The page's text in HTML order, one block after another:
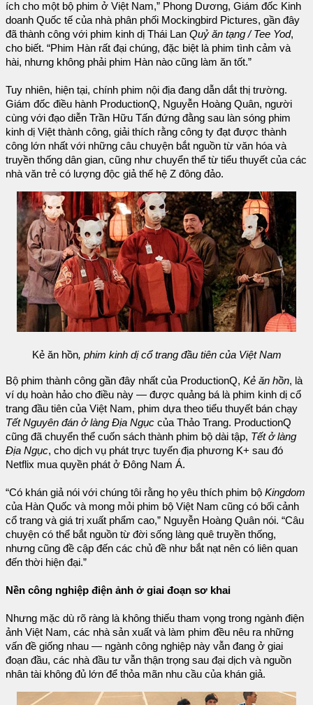
ích cho một bộ phim ở Việt Nam,” Phong Dương, Giám đốc Kinh
doanh Quốc tế của nhà phân phối Mockingbird Pictures, gần đây
đã thành công với phim kinh dị Thái Lan Quỷ ăn tạng / Tee Yod,
cho biết. “Phim Hàn rất đại chúng, đặc biệt là phim tình cảm và
hài, nhưng không phải phim Hàn nào cũng làm ăn tốt.”
Tuy nhiên, hiện tại, chính phim nội địa đang dẫn dắt thị trường.
Giám đốc điều hành ProductionQ, Nguyễn Hoàng Quân, người
cùng với đạo diễn Trần Hữu Tấn đứng đằng sau làn sóng phim
kinh dị Việt thành công, giải thích rằng công ty đạt được thành
công lớn nhất với những câu chuyện bắt nguồn từ văn hóa và
truyền thống dân gian, cũng như chuyển thể từ tiểu thuyết của các
nhà văn trẻ có lượng độc giả thế hệ Z đông đảo.
Kẻ ăn hồn, phim kinh dị cổ trang đầu tiên của Việt Nam
Bộ phim thành công gần đây nhất của ProductionQ, Kẻ ăn hồn, là
ví dụ hoàn hảo cho điều này — được quảng bá là phim kinh dị cổ
trang đầu tiên của Việt Nam, phim dựa theo tiểu thuyết bán chạy
Tết Nguyên đán ở làng Địa Ngục của Thảo Trang. ProductionQ
cũng đã chuyển thể cuốn sách thành phim bộ dài tập, Tết ở làng
Địa Ngục, cho dịch vụ phát trực tuyến địa phương K+ sau đó
Netflix mua quyền phát ở Đông Nam Á.
“Có khán giả nói với chúng tôi rằng họ yêu thích phim bộ Kingdom
của Hàn Quốc và mong mỏi phim bộ Việt Nam cũng có bối cảnh
cổ trang và giá trị xuất phẩm cao,” Nguyễn Hoàng Quân nói. “Câu
chuyện có thể bắt nguồn từ đời sống làng quê truyền thống,
nhưng cũng đề cập đến các chủ đề như bắt nạt nên có liên quan
đến thời hiện đại.”
Nền công nghiệp điện ảnh ở giai đoạn sơ khai
Nhưng mặc dù rõ ràng là không thiếu tham vọng trong ngành điện
ảnh Việt Nam, các nhà sản xuất và làm phim đều nêu ra những
vấn đề giống nhau — ngành công nghiệp này vẫn đang ở giai
đoạn đầu, các nhà đầu tư vẫn thận trọng sau đại dịch và nguồn
nhân tài không đủ lớn để thỏa mãn nhu cầu của khán giả.